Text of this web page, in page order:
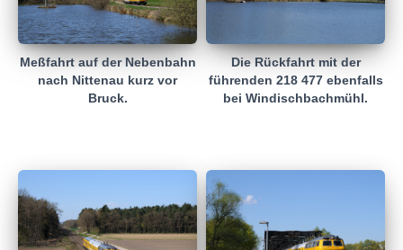
Meßfahrt auf der Nebenbahn
nach Nittenau kurz vor
Bruck.
Die Rückfahrt mit der
führenden 218 477 ebenfalls
bei Windischbachmühl.